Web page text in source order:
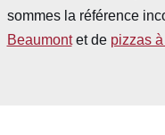
sommes la référence
Beaumontet de pizzas